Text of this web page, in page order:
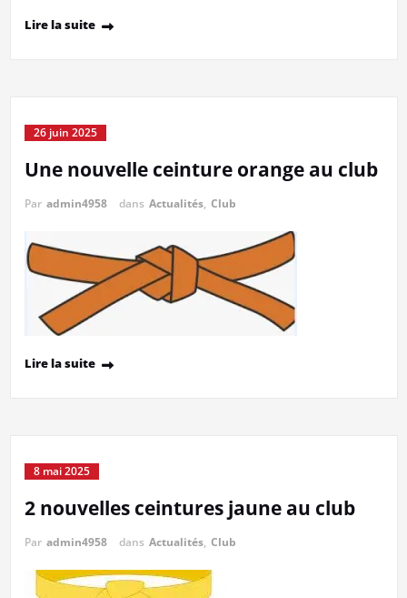
Lire la suite
26 juin 2025
Une nouvelle ceinture orange au club
Par admin4958 dans Actualités, Club
Lire la suite
8 mai 2025
2 nouvelles ceintures jaune au club
Par admin4958 dans Actualités, Club